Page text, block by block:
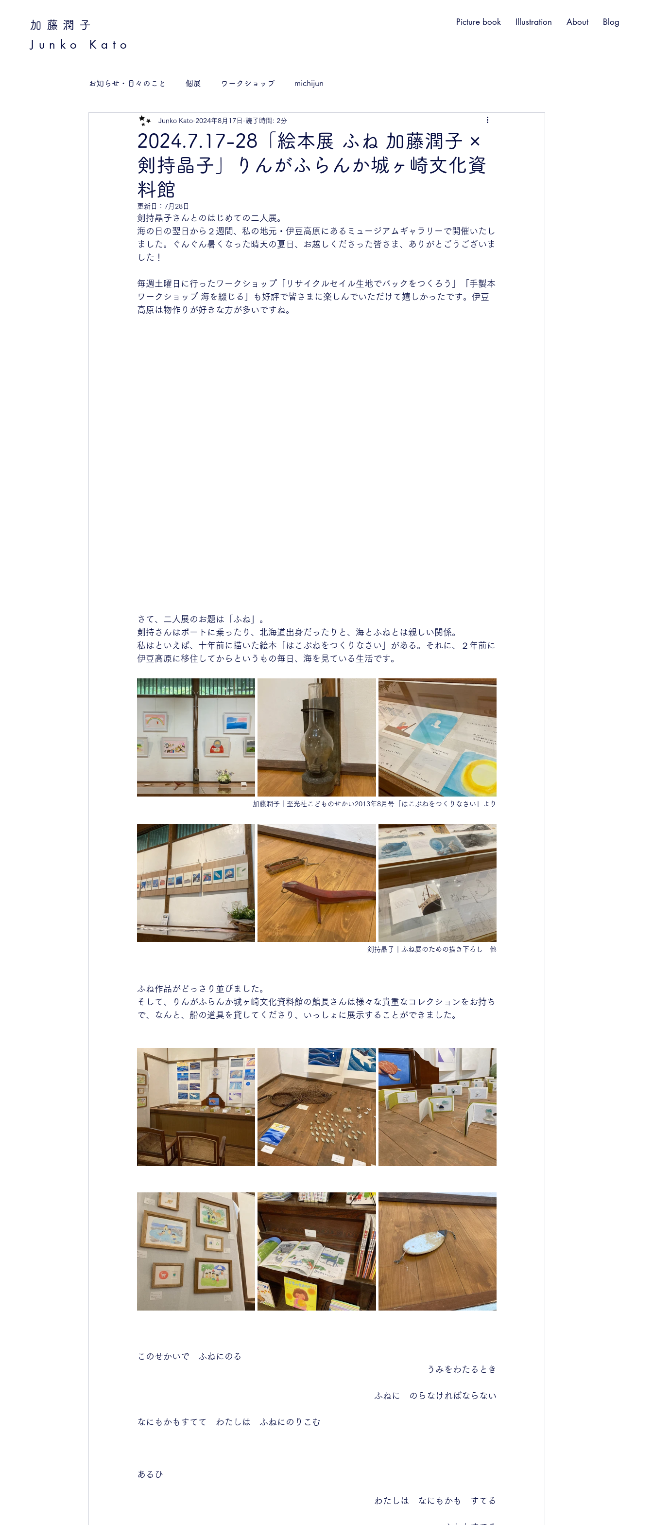
加藤潤子
Junko Kato
Picture book Illustration About Blog
お知らせ・日々のこと 個展 ワークショップ michijun
2024.7.17-28「絵本展 ふね 加藤潤子 ×
剣持晶子」りんがふらんか城ヶ崎文化資
料館
Junko Kato 2024年8月17日 読了時間: 2分
更新日： 7月28日
剣持晶子さんとのはじめての二人展。
海の日の翌日から２週間、私の地元・伊豆高原にあるミュージアムギャラリーで開催いたし
ました。ぐんぐん暑くなった晴天の夏日、お越しくださった皆さま、ありがとごうございま
した！
毎週土曜日に行ったワークショップ「リサイクルセイル生地でバックをつくろう」「手製本
ワークショップ 海を綴じる」も好評で皆さまに楽しんでいただけて嬉しかったです。伊豆
高原は物作りが好きな方が多いですね。
さて、二人展のお題は「ふね」。
剣持さんはボートに乗ったり、北海道出身だったりと、海とふねとは親しい関係。
私はといえば、十年前に描いた絵本「はこぶねをつくりなさい」がある。それに、２年前に
伊豆高原に移住してからというもの毎日、海を見ている生活です。
加藤潤子｜至光社こどものせかい2013年8月号「はこぶねをつくりなさい」より
剣持晶子｜ふね展のための描き下ろし　他
ふね作品がどっさり並びました。
そして、りんがふらんか城ヶ崎文化資料館の館長さんは様々な貴重なコレクションをお持ち
で、なんと、船の道具を貸してくださり、いっしょに展示することができました。
このせかいで　ふねにのる
うみをわたるとき
ふねに　のらなければならない
なにもかもすてて　わたしは　ふねにのりこむ
あるひ
わたしは　なにもかも　すてる